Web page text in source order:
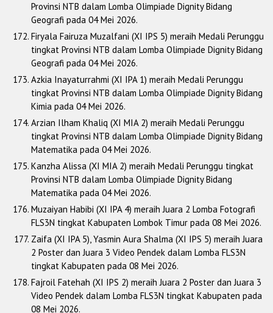
Provinsi NTB dalam Lomba Olimpiade Dignity Bidang
Geografi pada 04 Mei 2026.
Firyala Fairuza Muzalfani (XI IPS 5) meraih Medali Perunggu
tingkat Provinsi NTB dalam Lomba Olimpiade Dignity Bidang
Geografi pada 04 Mei 2026.
Azkia Inayaturrahmi (XI IPA 1) meraih Medali Perunggu
tingkat Provinsi NTB dalam Lomba Olimpiade Dignity Bidang
Kimia pada 04 Mei 2026.
Arzian Ilham Khaliq (XI MIA 2) meraih Medali Perunggu
tingkat Provinsi NTB dalam Lomba Olimpiade Dignity Bidang
Matematika pada 04 Mei 2026.
Kanzha Alissa (XI MIA 2) meraih Medali Perunggu tingkat
Provinsi NTB dalam Lomba Olimpiade Dignity Bidang
Matematika pada 04 Mei 2026.
Muzaiyan Habibi (XI IPA 4) meraih Juara 2 Lomba Fotografi
FLS3N tingkat Kabupaten Lombok Timur pada 08 Mei 2026.
Zaifa (XI IPA 5), Yasmin Aura Shalma (XI IPS 5) meraih Juara
2 Poster dan Juara 3 Video Pendek dalam Lomba FLS3N
tingkat Kabupaten pada 08 Mei 2026.
Fajroil Fatehah (XI IPS 2) meraih Juara 2 Poster dan Juara 3
Video Pendek dalam Lomba FLS3N tingkat Kabupaten pada
08 Mei 2026.